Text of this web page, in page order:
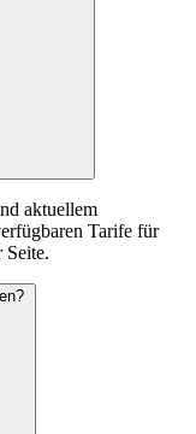
aktuellem
Tarife für
Seite.